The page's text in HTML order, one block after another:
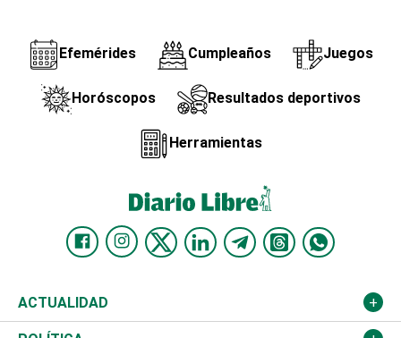
Efemérides Cumpleaños Juegos
Horóscopos Resultados deportivos
Herramientas
ACTUALIDAD